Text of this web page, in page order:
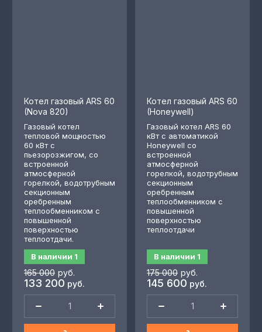
Котел газовый ARS 60
(Nova 820)
Газовый котел
тепловой мощностью
60 кВт с
пьезорозжигом, со
встроенной
атмосферной
горелкой, водотрубным
секционным
оребренным
теплообменником с
повышенной
поверхностью
теплоотдачи.
В наличии 1
165 000 руб.
133 200 руб.
Котел газовый ARS 60
(Honeywell)
Газовый котел ARS 60
кВт с автоматикой
Honeywell со
встроенной
атмосферной
горелкой, водотрубным
секционным
оребренным
теплообменником с
повышенной
поверхностью
теплоотдачи
В наличии 1
175 000 руб.
145 600 руб.